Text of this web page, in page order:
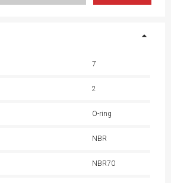
7
2
O-ring
NBR
NBR70